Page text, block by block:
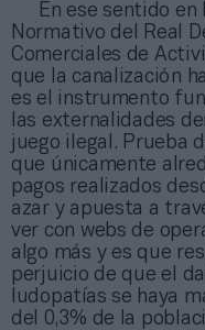
En ese sentido
Normativo del Real
Comerciales de
que la canalización
es el instrumento
las externalidades
juego ilegal. Prueba
que únicamente
pagos realizados
azar y apuesta a
ver con webs de
algo más y es que
perjuicio de que el
ludopatías se haya
del 0,3% de la